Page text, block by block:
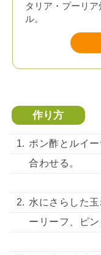
タリア・プーリ
ル。
作り方
ポン酢とルイ
合わせる。
水にさらした
ーリーフ、ピン